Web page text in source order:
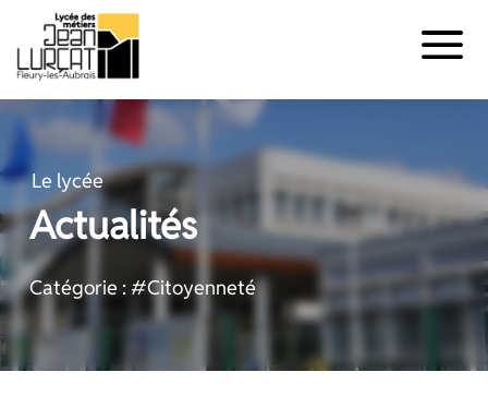
contenu
Le lycée
Actualités
Catégorie : #Citoyenneté
Panneau de gestion des cookies